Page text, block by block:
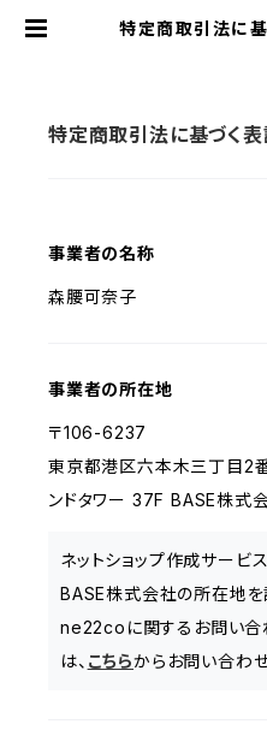
特定商取引法に
特定商取引法に基づく
事業者の名称
森腰可奈子
事業者の所在地
〒106-6237
東京都港区六本木三丁目2
ンドタワー 37F BASE株式
ネットショップ作成サービ
BASE株式会社の所在地を
ne22coに関するお問い合
は、 こちらからお問い合わせ